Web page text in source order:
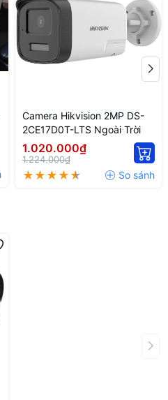
Camera Hikvision 2MP DS-
2CE17D0T-LTS Ngoài Trời
1.020.000₫
1.224.000₫